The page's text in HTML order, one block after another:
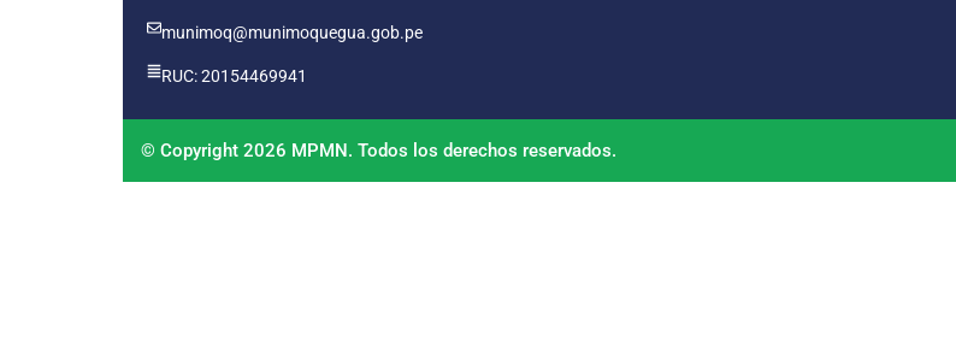
munimoq@munimoquegua.gob.pe
RUC: 20154469941
© Copyright 2026 MPMN. Todos los derechos reservados.